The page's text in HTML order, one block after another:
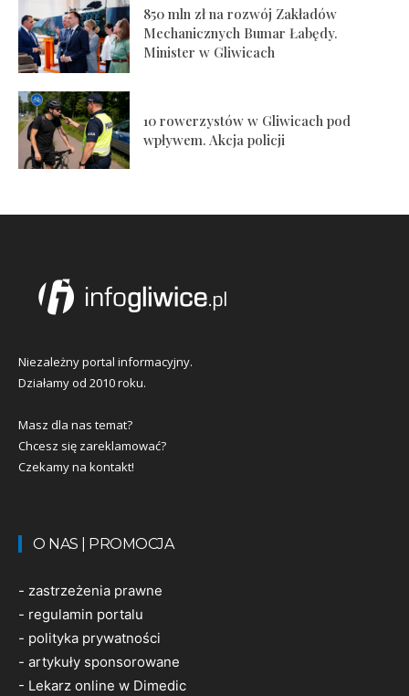
850 mln zł na rozwój Zakładów
Mechanicznych Bumar Łabędy.
Minister w Gliwicach
10 rowerzystów w Gliwicach pod
wpływem. Akcja policji
Niezależny portal informacyjny.
Działamy od 2010 roku.
Masz dla nas temat?
Chcesz się zareklamować?
Czekamy na kontakt!
O NAS | PROMOCJA
- zastrzeżenia prawne
- regulamin portalu
- polityka prywatności
- artykuły sponsorowane
- Lekarz online w Dimedic